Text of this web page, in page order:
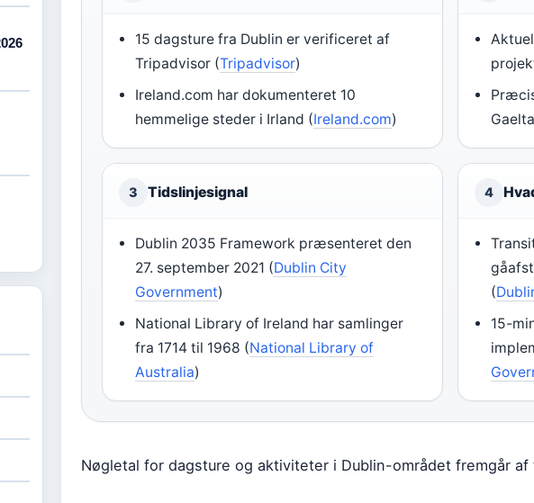
15 dagsture fra Dublin er verificeret af
Tripadvisor (Tripadvisor)
Ireland.com har dokumenteret 10
hemmelige steder i Irland (Ireland.com)
3 Tidslinjesignal
Dublin 2035 Framework præsenteret den
27. september 2021 (Dublin City
Government)
National Library of Ireland har samlinger
fra 1714 til 1968 (National Library of
Australia)
4
(
15-
Nøgletal for dagsture og aktiviteter i Dublin-området fremgår